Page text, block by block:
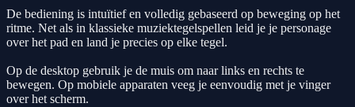
De bediening is intuïtief en volledig gebaseerd op beweging op het
ritme. Net als in klassieke muziektegelspellen leid je je personage
over het pad en land je precies op elke tegel.
Op de desktop gebruik je de muis om naar links en rechts te
bewegen. Op mobiele apparaten veeg je eenvoudig met je vinger
over het scherm.